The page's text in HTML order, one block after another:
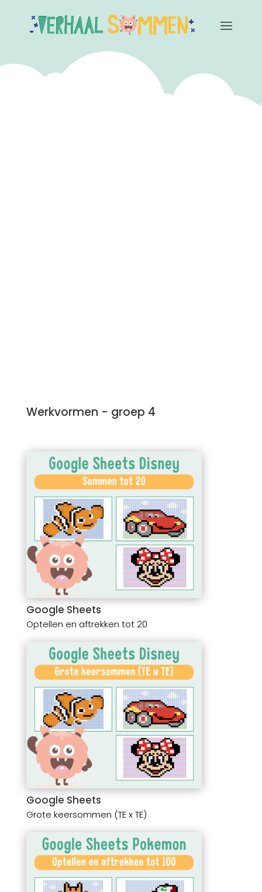
Werkvormen - groep 4
Google Sheets
Optellen en aftrekken tot 20
Google Sheets
Grote keersommen (TE x TE)